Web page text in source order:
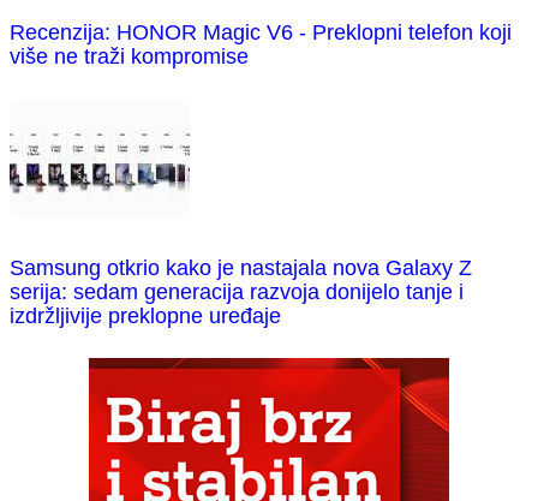
Recenzija: HONOR Magic V6 - Preklopni telefon koji
više ne traži kompromise
Samsung otkrio kako je nastajala nova Galaxy Z
serija: sedam generacija razvoja donijelo tanje i
izdržljivije preklopne uređaje